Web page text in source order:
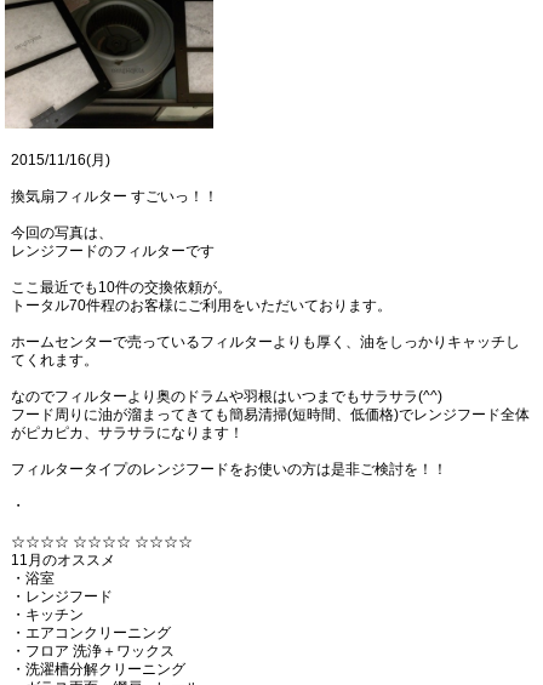
2015/11/16(月)
換気扇フィルター すごいっ！！
今回の写真は、
レンジフードのフィルターです
ここ最近でも10件の交換依頼が。
トータル70件程のお客様にご利用をいただいております。
ホームセンターで売っているフィルターよりも厚く、油をしっかりキャッチし
てくれます。
なのでフィルターより奥のドラムや羽根はいつまでもサラサラ(^^)
フード周りに油が溜まってきても簡易清掃(短時間、低価格)でレンジフード全体
がピカピカ、サラサラになります！
フィルタータイプのレンジフードをお使いの方は是非ご検討を！！
・
☆☆☆☆ ☆☆☆☆ ☆☆☆☆
11月のオススメ
・浴室
・レンジフード
・キッチン
・エアコンクリーニング
・フロア 洗浄＋ワックス
・洗濯槽分解クリーニング